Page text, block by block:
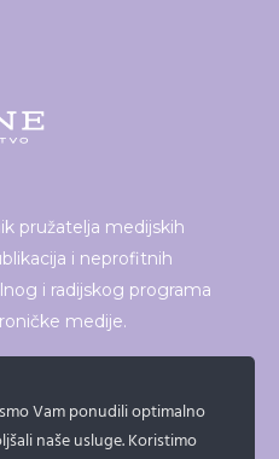
pružatelja medijskih
i neprofitnih
i radijskog programa
medije.
Vam ponudili optimalno
naše usluge. Koristimo